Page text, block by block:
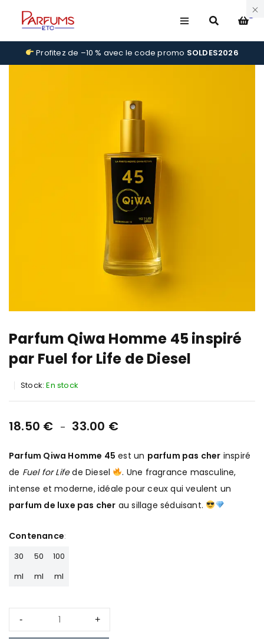
0
Profitez de –10 % avec le code promo SOLDES2026
Parfum Qiwa Homme 45 inspiré
par Fuel for Life de Diesel
Stock: En stock
18.50 € – 33.00 €
Parfum Qiwa Homme 45 est un parfum pas cher inspiré
de Fuel for Lifede Diesel
. Une fragrance masculine,
intense et moderne, idéale pour ceux qui veulent un
parfum de luxe pas cher au sillage séduisant.
Contenance
30
ml
50
ml
100
ml